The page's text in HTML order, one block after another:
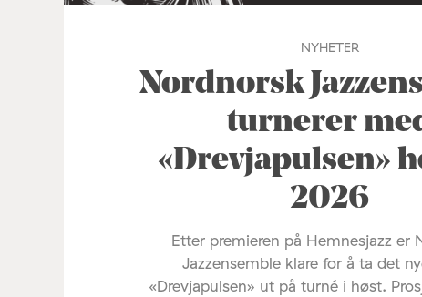
NYHETER
Nordnorsk
turnerer
«Drevjapulsen»
2026
Etter premieren på Hemnesjazz er
Jazzensemble klare for å ta det
«Drevjapulsen» ut på turné i høst.